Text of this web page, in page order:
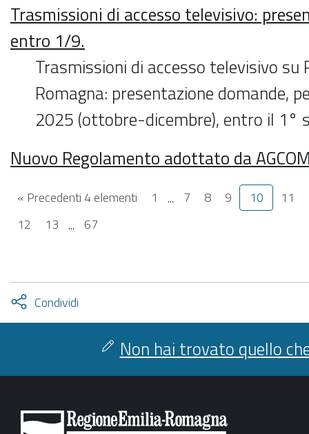
Trasmissioni di accesso televisivo:
entro 1/9.
Trasmissioni di accesso televisivo su
Romagna: presentazione domande,
2025 (ottobre-dicembre), entro il 1°
Nuovo Regolamento adottato da
« Precedenti 4 elementi 1 ... 7 8 9 10
11
12
13 ... 67
Condividi
facebook
twitter
Attiva
condividi
Non hai trovato quello